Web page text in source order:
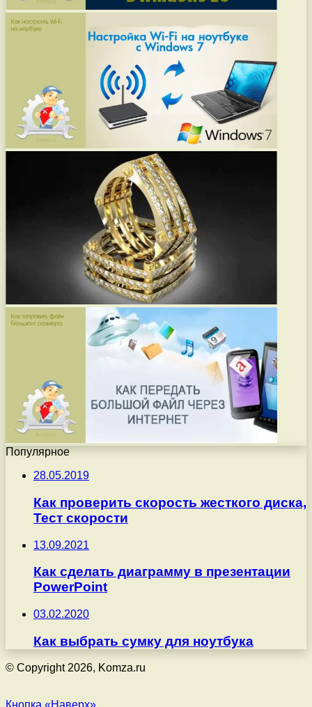
Популярное
28.05.2019
Как проверить скорость жесткого диска,
Тест скорости
13.09.2021
Как сделать диаграмму в презентации
PowerPoint
03.02.2020
Как выбрать сумку для ноутбука
© Copyright 2026, Komza.ru